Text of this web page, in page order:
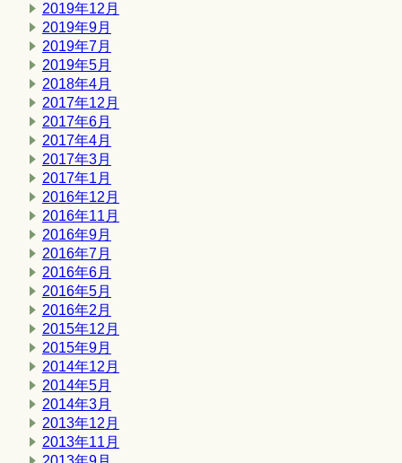
2019年12月
2019年9月
2019年7月
2019年5月
2018年4月
2017年12月
2017年6月
2017年4月
2017年3月
2017年1月
2016年12月
2016年11月
2016年9月
2016年7月
2016年6月
2016年5月
2016年2月
2015年12月
2015年9月
2014年12月
2014年5月
2014年3月
2013年12月
2013年11月